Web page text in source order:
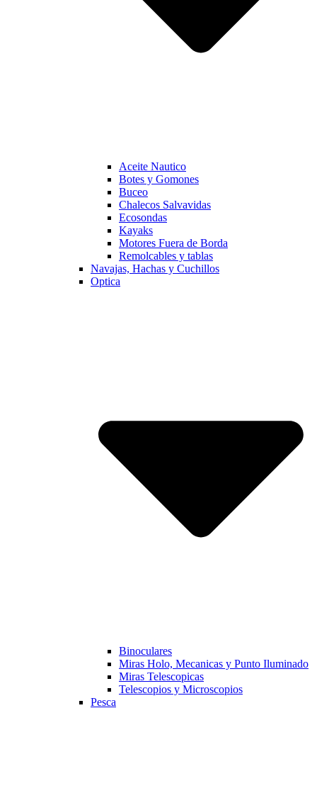
Aceite Nautico
Botes y Gomones
Buceo
Chalecos Salvavidas
Ecosondas
Kayaks
Motores Fuera de Borda
Remolcables y tablas
Navajas, Hachas y Cuchillos
Optica
Binoculares
Miras Holo, Mecanicas y Punto Iluminado
Miras Telescopicas
Telescopios y Microscopios
Pesca